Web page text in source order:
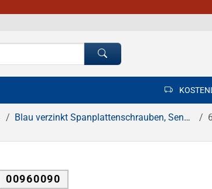
Blau verzinkt Spanplattenschrauben, Senkkopf, Pozidrive Kreuzschlitz
00960090